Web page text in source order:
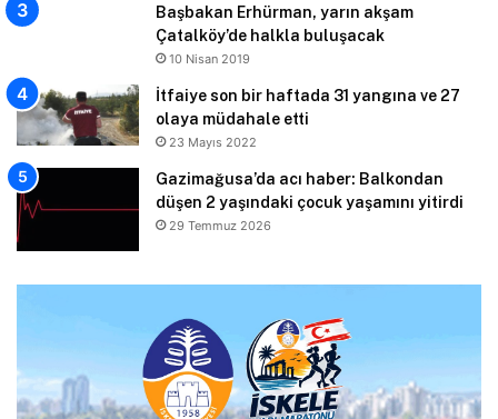
Başbakan Erhürman, yarın akşam
Çatalköy’de halkla buluşacak
10 Nisan 2019
İtfaiye son bir haftada 31 yangına ve 27
olaya müdahale etti
23 Mayıs 2022
Gazimağusa’da acı haber: Balkondan
düşen 2 yaşındaki çocuk yaşamını yitirdi
29 Temmuz 2026